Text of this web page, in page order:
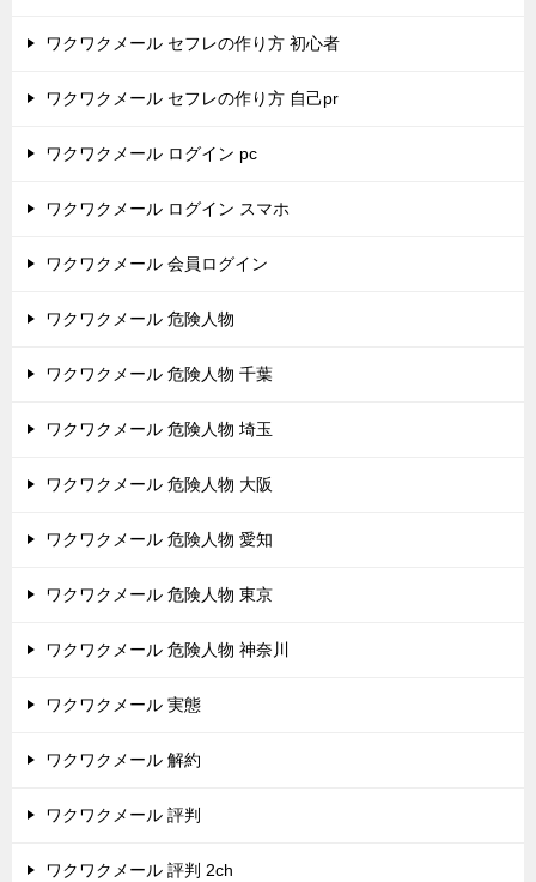
ワクワクメール セフレの作り方 初心者
ワクワクメール セフレの作り方 自己pr
ワクワクメール ログイン pc
ワクワクメール ログイン スマホ
ワクワクメール 会員ログイン
ワクワクメール 危険人物
ワクワクメール 危険人物 千葉
ワクワクメール 危険人物 埼玉
ワクワクメール 危険人物 大阪
ワクワクメール 危険人物 愛知
ワクワクメール 危険人物 東京
ワクワクメール 危険人物 神奈川
ワクワクメール 実態
ワクワクメール 解約
ワクワクメール 評判
ワクワクメール 評判 2ch